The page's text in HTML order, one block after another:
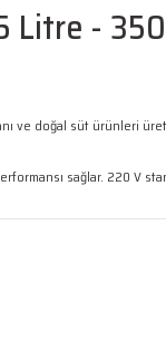
Litre -
ve doğal süt ürünleri
sağlar. 220 V